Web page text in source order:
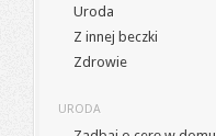
Uroda
Z innej beczki
Zdrowie
URODA